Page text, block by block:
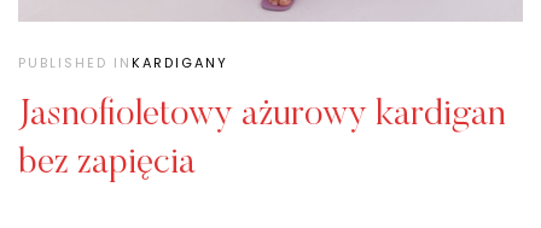
PUBLISHED INKARDIGANY
Jasnofioletowy ażurowy kardigan
bez zapięcia